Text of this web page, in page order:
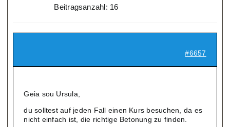
Beitragsanzahl: 16
#6657
Geia sou Ursula,
du solltest auf jeden Fall einen Kurs besuchen, da es
nicht einfach ist, die richtige Betonung zu finden.